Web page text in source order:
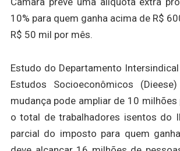
10% para quem ganha acima de R$
R$ 50 mil por mês.
Estudo do Departamento
Estudos Socioeconômicos
mudança pode ampliar de 10
o total de trabalhadores isentos do
parcial do imposto para quem